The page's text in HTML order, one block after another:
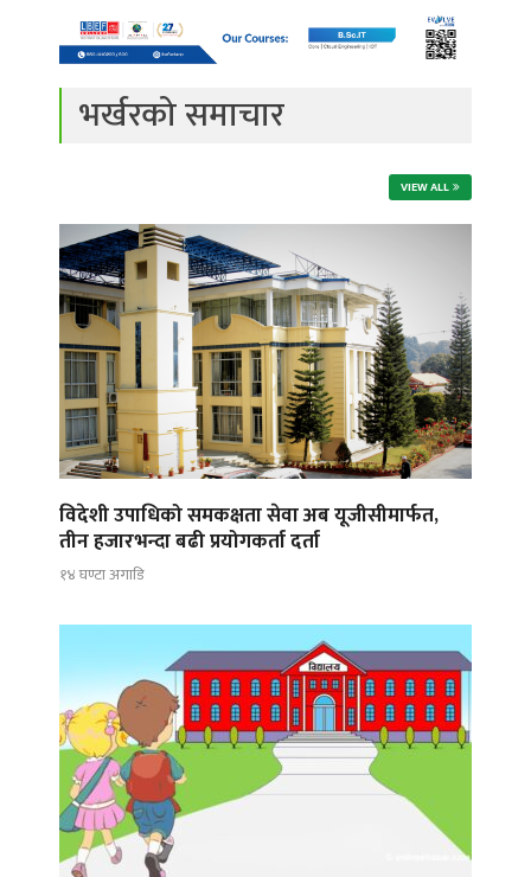
भर्खरको समाचार
VIEW ALL
विदेशी उपाधिको समकक्षता सेवा अब यूजीसीमार्फत,
तीन हजारभन्दा बढी प्रयोगकर्ता दर्ता
१४ घण्टा अगाडि